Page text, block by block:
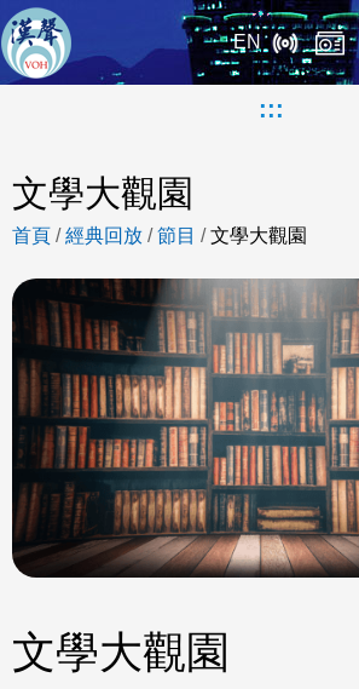
EN
:::
文學大觀園
首頁 /經典回放 /節目 /文學大觀園
文學大觀園